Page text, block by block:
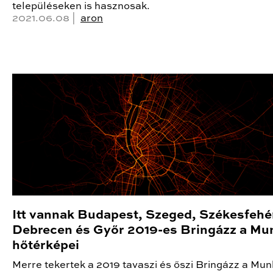
településeken is hasznosak.
2021.06.08 | aron
Itt vannak Budapest, Szeged,
Debrecen és Győr 2019-es Bringázz a
hőtérképei
Merre tekertek a 2019 tavaszi és őszi Bringázz a